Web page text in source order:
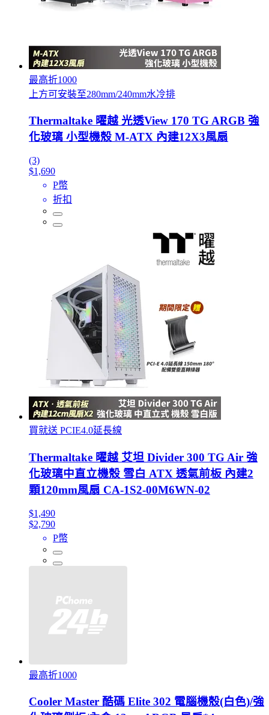
最高折1000
上方可安裝至280mm/240mm水冷排
Thermaltake 曜越 光透View 170 TG ARGB 強
化玻璃 小型機殼 M-ATX 內建12X3風扇
(3)
$1,690
P幣
折扣
買就送 PCIE4.0延長線
Thermaltake 曜越 艾坦 Divider 300 TG Air 強
化玻璃中直立機殼 雪白 ATX 透氣前板 內建2
顆120mm風扇 CA-1S2-00M6WN-02
$1,490
$2,790
P幣
最高折1000
Cooler Master 酷碼 Elite 302 電腦機殼(白色)/強